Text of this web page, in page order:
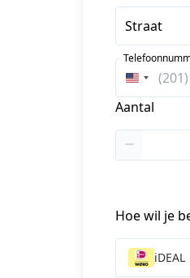
Straat
Staten
Aantal
Hoe wil je